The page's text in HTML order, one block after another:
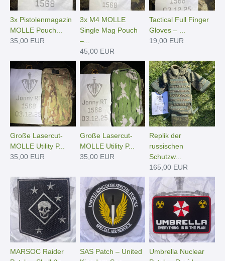
3x Pistolenmagazin
MOLLE Pouch...
35,00 EUR
3x M4 MOLLE
Single Mag Pouch
–...
45,00 EUR
Tactical Full Finger
Gloves – ...
19,00 EUR
Große Lasercut-
MOLLE Utility P...
35,00 EUR
Große Lasercut-
MOLLE Utility P...
35,00 EUR
Replik der
russischen
Schutzw...
165,00 EUR
MARSOC Raider
SAS Patch – United
Umbrella Nuclear